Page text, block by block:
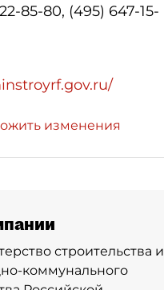
85-80, (495) 647-15-
изменения
строительства и
коммунального